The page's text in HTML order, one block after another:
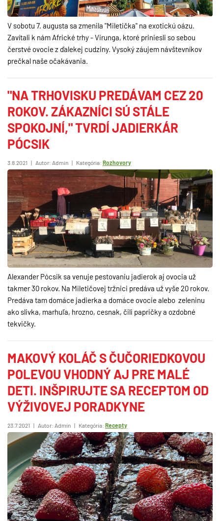
V sobotu 7. augusta sa zmenila "Miletička" na exotickú oázu.
Zavítali k nám Africké trhy - Virunga, ktoré priniesli so sebou
čerstvé ovocie z ďalekej cudziny. Vysoký záujem návštevníkov
prečkal naše očakávania.
"NA TRHOVISKU PREDÁVAM CEZ 20
ROKOV. ZÁKAZNÍCI SÚ STÁLE
SPOKOJNÍ," TVRDÍ JADIERKÁR
PÓCSIK
3.8.2021 | Autor: Admin | Kategória: Rozhovory
Alexander Pócsik sa venuje pestovaniu jadierok aj ovocia už
takmer 30 rokov. Na Miletičovej tržnici predáva už vyše 20 rokov.
Predáva tam domáce jadierka a domáce ovocie alebo zeleninu
ako slivka, marhuľa, hrozno, cesnak, čili papričky a ozdobné
tekvičky.
MAKOVÝ KOLÁČ S ČUČORIEDKOVOU
POLEVOU VHODNÝ AJ PRE MALÉ
DETI. INŠPIRUJTE SA RECEPTOM OD
VÝŽIVOVEJ PORADKYNE
23.7.2021 | Autor: Admin | Kategória: Recepty